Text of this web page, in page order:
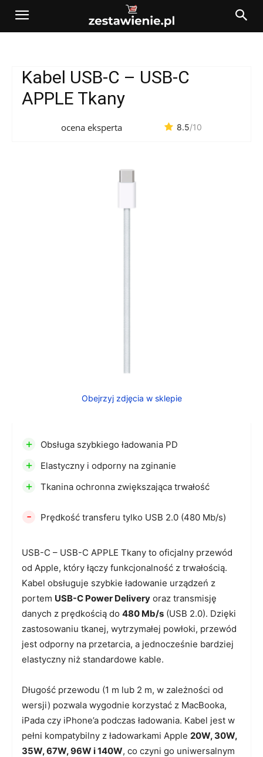
Kabel USB-C – USB-C
APPLE Tkany
ocena eksperta 8.5/10
Obejrzyj zdjęcia w sklepie
USB-C – USB-C APPLE Tkany to oficjalny przewód
od Apple, który łączy funkcjonalność z trwałością.
Kabel obsługuje szybkie ładowanie urządzeń z
portem USB-C Power Delivery oraz transmisję
danych z prędkością do 480 Mb/s (USB 2.0). Dzięki
zastosowaniu tkanej, wytrzymałej powłoki, przewód
jest odporny na przetarcia, a jednocześnie bardziej
elastyczny niż standardowe kable.
Długość przewodu (1 m lub 2 m, w zależności od
wersji) pozwala wygodnie korzystać z MacBooka,
iPada czy iPhone’a podczas ładowania. Kabel jest w
pełni kompatybilny z ładowarkami Apple 20W, 30W,
35W, 67W, 96W i 140W, co czyni go uniwersalnym
+ Obsługa szybkiego ładowania PD
+ Elastyczny i odporny na zginanie
+ Tkanina ochronna zwiększająca trwałość
- Prędkość transferu tylko USB 2.0 (480 Mb/s)